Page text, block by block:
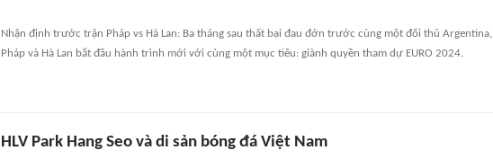
Nhận định trước trận Pháp vs Hà Lan: Ba tháng sau thất bại đau đớn trước cùng một đối thủ Argentina,
Pháp và Hà Lan bắt đầu hành trình mới với cùng một mục tiêu: giành quyền tham dự EURO 2024.
HLV Park Hang Seo và di sản bóng đá Việt Nam